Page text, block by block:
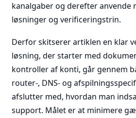
kanalgaber og derefter anvende
løsninger og verificeringstrin.
Derfor skitserer artiklen en klar
løsning, der starter med
kontroller af konti, går gennem
router-, DNS- og
afslutter med, hvordan man
support. Målet er at minimere